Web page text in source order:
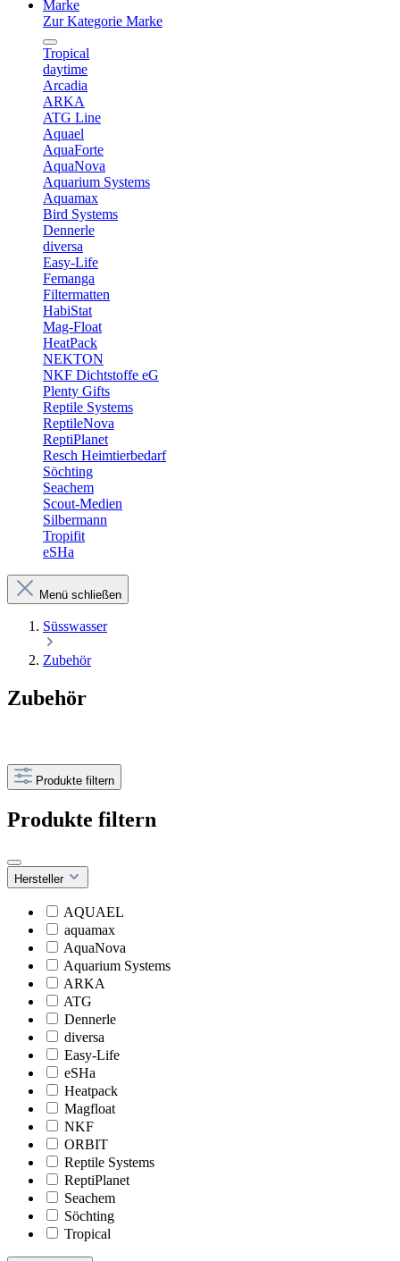
Marke
Zur Kategorie Marke
Tropical
daytime
Arcadia
ARKA
ATG Line
Aquael
AquaForte
AquaNova
Aquarium Systems
Aquamax
Bird Systems
Dennerle
diversa
Easy-Life
Femanga
Filtermatten
HabiStat
Mag-Float
HeatPack
NEKTON
NKF Dichtstoffe eG
Plenty Gifts
Reptile Systems
ReptileNova
ReptiPlanet
Resch Heimtierbedarf
Söchting
Seachem
Scout-Medien
Silbermann
Tropifit
eSHa
Menü schließen
Süsswasser
Zubehör
Zubehör
Produkte filtern
Produkte filtern
Hersteller
AQUAEL
aquamax
AquaNova
Aquarium Systems
ARKA
ATG
Dennerle
diversa
Easy-Life
eSHa
Heatpack
Magfloat
NKF
ORBIT
Reptile Systems
ReptiPlanet
Seachem
Söchting
Tropical